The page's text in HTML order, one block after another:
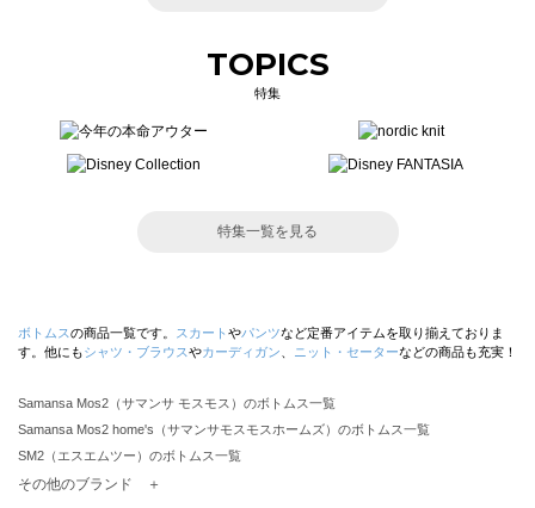
TOPICS
特集
特集一覧を見る
ボトムスの商品一覧です。 スカート やパンツなど定番アイテムを取り揃えておりま
す。他にもシャツ・ブラウスやカーディガン ニット・セーターなどの商品も充実！
Samansa Mos2（サマンサ モスモス）のボトムス一覧
Samansa Mos2 home's（サマンサモスモスホームズ）のボトムス一覧
SM2（エスエムツー）のボトムス一覧
TSUHARU by Samansa Mos2（ツハルバイサマンサモスモス）のボトムス一覧
その他のブランド ＋